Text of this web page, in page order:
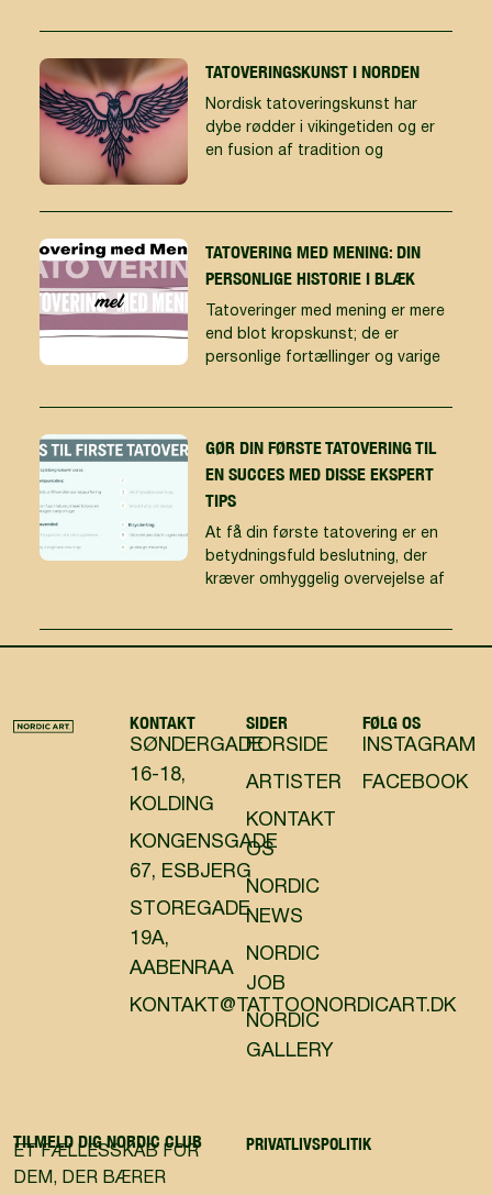
TATOVERINGSKUNST I NORDEN
Nordisk tatoveringskunst har
dybe rødder i vikingetiden og er
en fusion af tradition og
TATOVERING MED MENING: DIN
PERSONLIGE HISTORIE I BLÆK
Tatoveringer med mening er mere
end blot kropskunst; de er
personlige fortællinger og varige
GØR DIN FØRSTE TATOVERING TIL
EN SUCCES MED DISSE EKSPERT
TIPS
At få din første tatovering er en
betydningsfuld beslutning, der
kræver omhyggelig overvejelse af
KONTAKT
SØNDERGADE
16-18,
KOLDING
KONGENSGADE
67, ESBJERG
STOREGADE
19A,
AABENRAA
KONTAKT@TATTOONORDICART.DK
SIDER
FORSIDE
ARTISTER
KONTAKT
OS
NORDIC
NEWS
NORDIC
JOB
NORDIC
GALLERY
FØLG OS
INSTAGRAM
FACEBOOK
TILMELD DIG NORDIC CLUB
ET FÆLLESSKAB FOR
DEM, DER BÆRER
PRIVATLIVSPOLITIK